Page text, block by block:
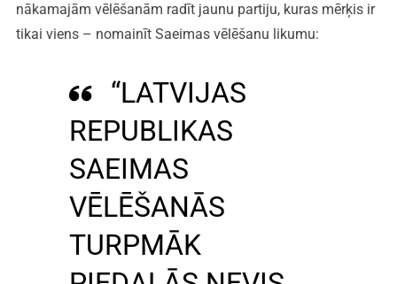
nākamajām vēlēšanām radīt jaunu partiju, kuras mērķis ir
tikai viens – nomainīt Saeimas vēlēšanu likumu:
“LATVIJAS
REPUBLIKAS
SAEIMAS
VĒLĒŠANĀS
TURPMĀK